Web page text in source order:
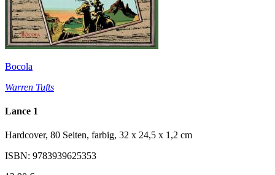
Bocola
Warren Tufts
Lance 1
Hardcover, 80 Seiten, farbig, 32 x 24,5 x 1,2 cm
ISBN: 9783939625353